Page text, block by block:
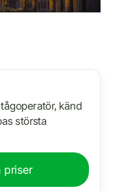
känd
största
priser